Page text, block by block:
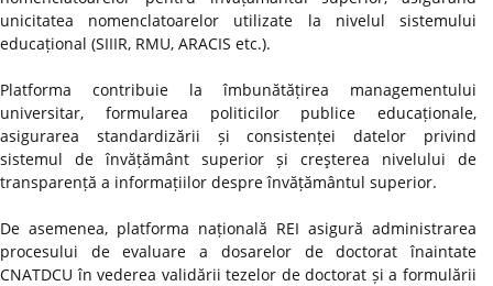
unicitatea nomenclatoarelor utilizate la nivelul sistemului
educațional (SIIIR, RMU, ARACIS etc.).
Platforma contribuie la îmbunătățirea managementului
universitar, formularea politicilor publice educaționale,
asigurarea standardizării și consistenței datelor privind
sistemul de învățământ superior și creşterea nivelului de
transparență a informațiilor despre învățământul superior.
De asemenea, platforma națională REI asigură administrarea
procesului de evaluare a dosarelor de doctorat înaintate
CNATDCU în vederea validării tezelor de doctorat și a formulării